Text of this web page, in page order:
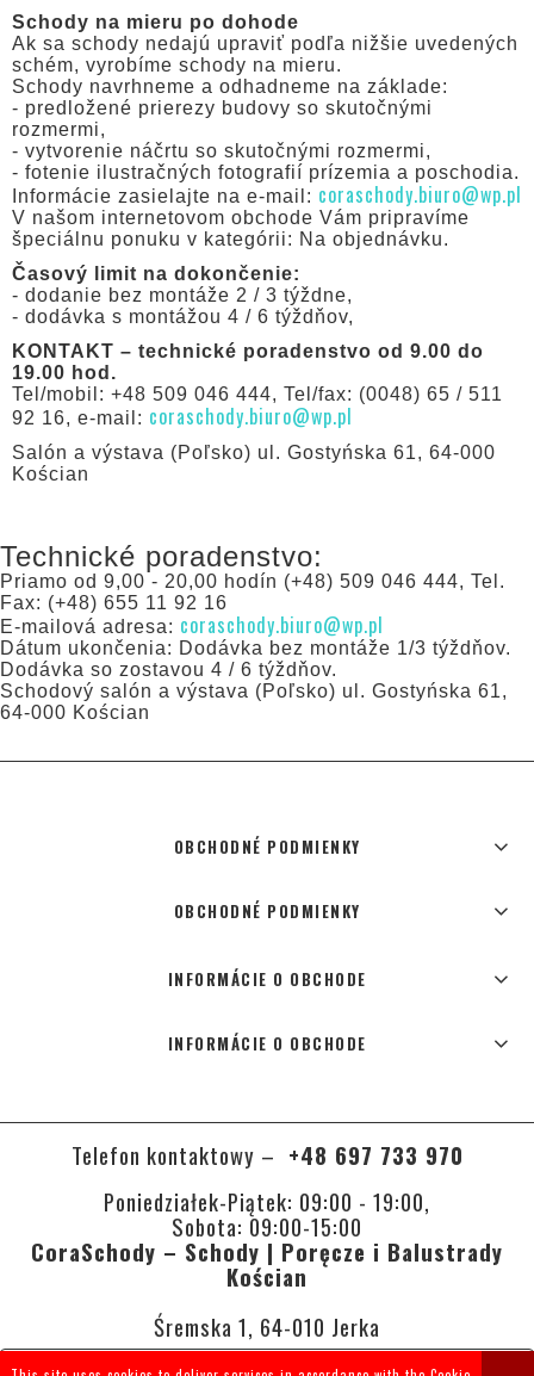
Schody na mieru po dohode
Ak sa schody nedajú upraviť podľa nižšie uvedených
schém, vyrobíme schody na mieru.
Schody navrhneme a odhadneme na základe:
- predložené prierezy budovy so skutočnými
rozmermi,
- vytvorenie náčrtu so skutočnými rozmermi,
- fotenie ilustračných fotografií prízemia a poschodia.
Informácie zasielajte na e-mail: coraschody.biuro@wp.pl
V našom internetovom obchode Vám pripravíme
špeciálnu ponuku v kategórii: Na objednávku.
Časový limit na dokončenie:
- dodanie bez montáže 2 / 3 týždne,
- dodávka s montážou 4 / 6 týždňov,
KONTAKT – technické poradenstvo od 9.00 do
19.00 hod.
Tel/mobil: +48 509 046 444, Tel/fax: (0048) 65 / 511
92 16, e-mail: coraschody.biuro@wp.pl
Salón a výstava (Poľsko) ul. Gostyńska 61, 64-000
Kościan
Technické poradenstvo:
Priamo od 9,00 - 20,00 hodín (+48) 509 046 444, Tel.
Fax: (+48) 655 11 92 16
E-mailová adresa: coraschody.biuro@wp.pl
Dátum ukončenia: Dodávka bez montáže 1/3 týždňov.
Dodávka so zostavou 4 / 6 týždňov.
Schodový salón a výstava (Poľsko) ul. Gostyńska 61,
64-000 Kościan
OBCHODNÉ PODMIENKY
OBCHODNÉ PODMIENKY
INFORMÁCIE O OBCHODE
INFORMÁCIE O OBCHODE
Telefon kontaktowy – +48 697 733 970
Poniedziałek-Piątek: 09:00 - 19:00,
Sobota: 09:00-15:00
CoraSchody – Schody | Poręcze i Balustrady
Kościan
Śremska 1, 64-010 Jerka